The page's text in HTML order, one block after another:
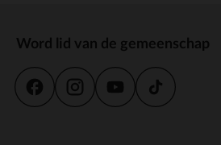
Word lid van de gemeenschap